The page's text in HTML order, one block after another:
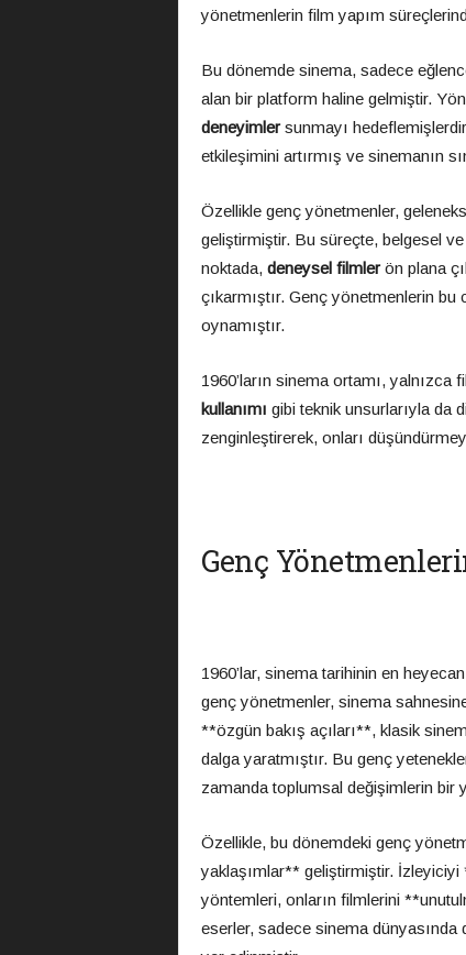
yönetmenlerin film yapım
Bu dönemde sinema, sadece
alan bir platform haline gelmiştir.
deneyimlersunmayı
etkileşimini artırmış ve sinemanın
Özellikle genç yönetmenler,
geliştirmiştir. Bu süreçte, belgesel
noktada, deneysel filmlerön plana
çıkarmıştır. Genç yönetmenlerin
oynamıştır.
1960’ların sinema ortamı,
kullanımı gibi teknik unsurlarıyla da
zenginleştirerek, onları
Genç
1960’lar, sinema tarihinin en
genç yönetmenler, sinema
**özgün bakış açıları**, klasik
dalga yaratmıştır. Bu genç
zamanda toplumsal değişimlerin bir
Özellikle, bu dönemdeki genç
yaklaşımlar** geliştirmiştir. İzleyiciyi
yöntemleri, onların filmlerini
eserler, sadece sinema dünyasında